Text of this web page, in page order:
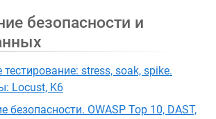
безопасности и
тестирование: stress, soak, spike.
Locust, K6
безопасности. OWASP Top 10, DAST,